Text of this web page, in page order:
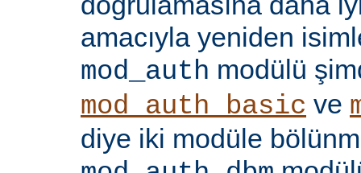
amacıyla yeniden
mod_auth modülü
mod_auth_basic ve
diye iki modüle